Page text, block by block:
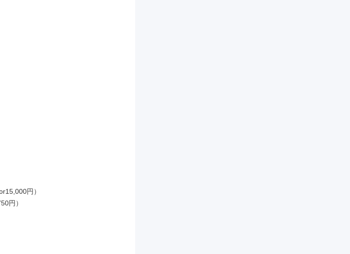
円）
円）